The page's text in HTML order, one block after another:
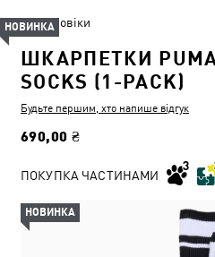
Чоловіки
ШКАРПЕТКИ PUMA
SOCKS (1-PACK)
Будьте першим, хто напише відгук
690,00 ₴
НОВИНКА
ПОКУПКА ЧАСТИНАМИ
НОВИНКА